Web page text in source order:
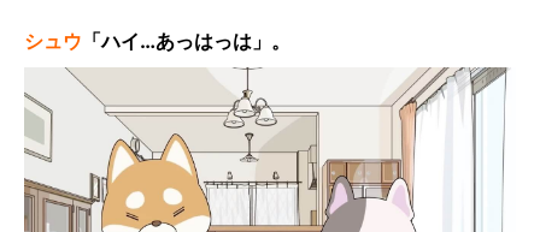
シュウ 「ハイ…あっはっは」。